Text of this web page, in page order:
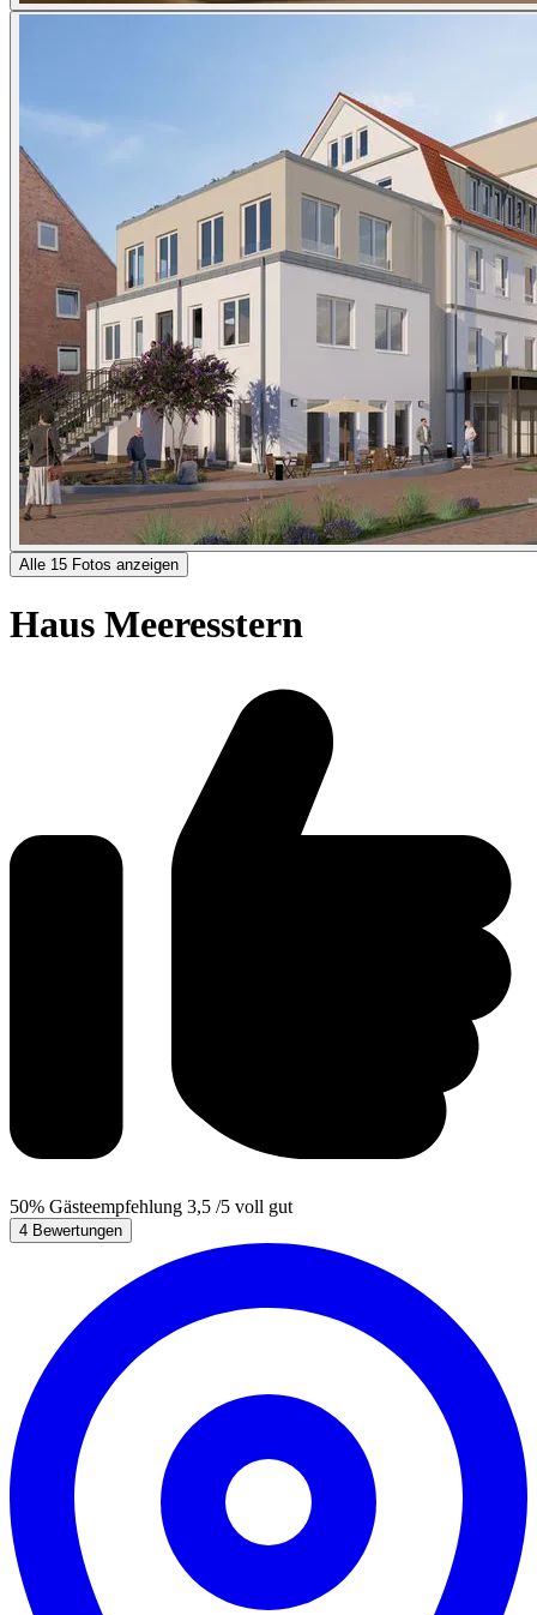
Alle 15 Fotos anzeigen
Haus Meeresstern
50% Gästeempfehlung 3,5 /5 voll gut
4 Bewertungen